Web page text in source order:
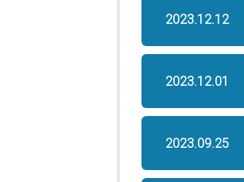
2023.12.12
2023.12.01
2023.09.25